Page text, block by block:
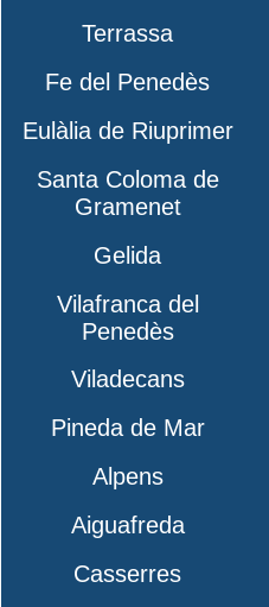
Terrassa
Fe del Penedès
Eulàlia de Riuprimer
Santa Coloma de
Gramenet
Gelida
Vilafranca del
Penedès
Viladecans
Pineda de Mar
Alpens
Aiguafreda
Casserres